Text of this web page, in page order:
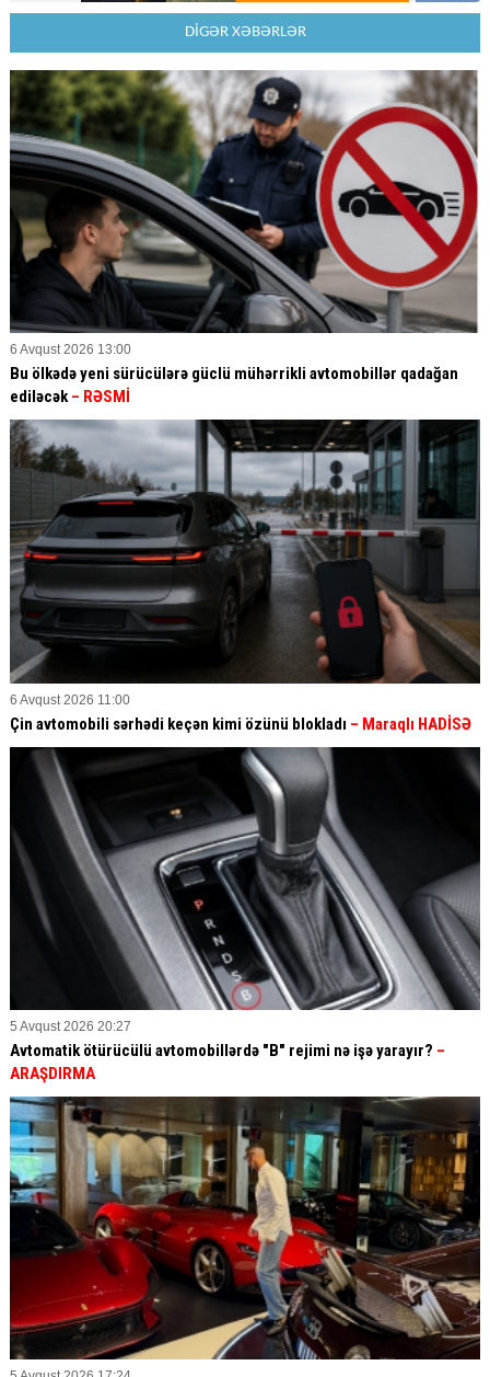
DİGƏR XƏBƏRLƏR
6 Avqust 2026 13:00
Bu ölkədə yeni sürücülərə güclü mühərrikli avtomobillər qadağan
ediləcək– RƏSMİ
6 Avqust 2026 11:00
Çin avtomobili sərhədi keçən kimi özünü blokladı – Maraqlı HADİSƏ
5 Avqust 2026 20:27
Avtomatik ötürücülü avtomobillərdə "B" rejimi nə işə yarayır? –
ARAŞDIRMA